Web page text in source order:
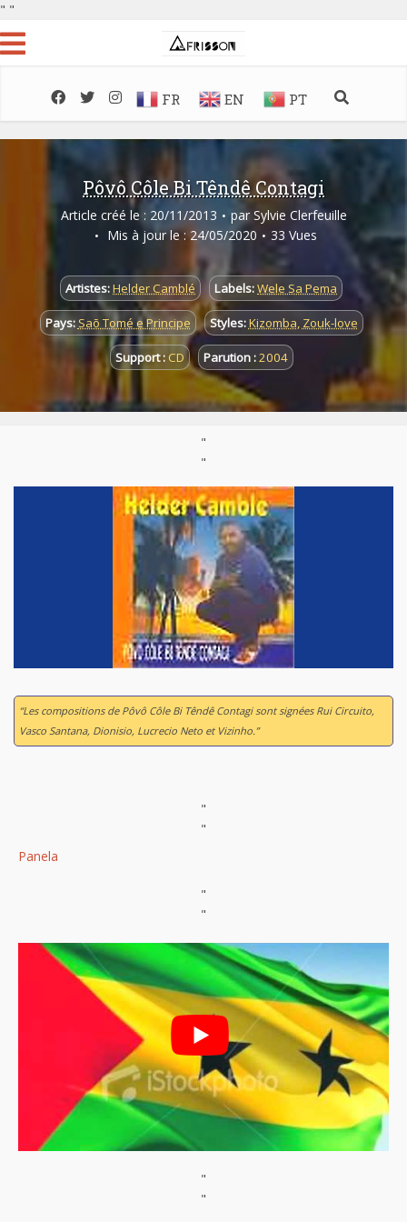
" "
FR EN PT
Pôvô Côle Bi Têndê Contagi
Article créé le : 20/11/2013 par Sylvie Clerfeuille
Mis à jour le : 24/05/2020
33 Vues
Artistes:Helder Camblé Labels:Wele Sa Pema
Pays:Saõ Tomé e Principe Styles:Kizomba, Zouk-love
Support : CD Parution :2004
"
"
“Les compositions de Pôvô Côle Bi Têndê Contagisont signées Rui Circuito,
Vasco Santana, Dionisio, Lucrecio Neto et Vizinho.”
"
"
Panela
"
"
"
"